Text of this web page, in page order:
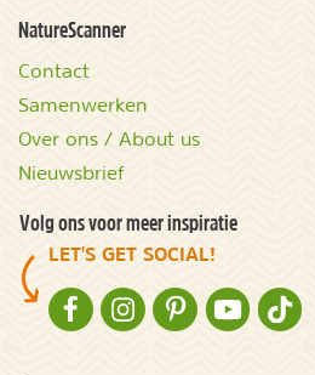
NatureScanner
Contact
Samenwerken
Over ons / About us
Nieuwsbrief
Volg ons voor meer inspiratie
LET'S GET SOCIAL!
NATURESCANNER OP FACEBOOK
NATURESCANNER OP
NATURESCANNER